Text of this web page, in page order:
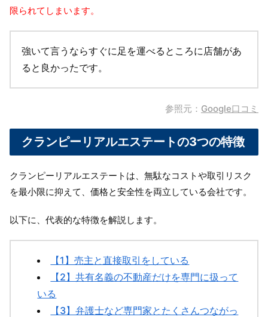
限られてしまいます。
強いて言うならすぐに足を運べるところに店舗があ
ると良かったです。
参照元： Google口コミ
クランピーリアルエステートの3つの特徴
クランピーリアルエステートは、無駄なコストや取引リスク
を最小限に抑えて、価格と安全性を両立している会社です。
以下に、代表的な特徴を解説します。
【1】売主と直接取引をしている
【2】共有名義の不動産だけを専門に扱って
いる
【3】弁護士など専門家とたくさんつながっ